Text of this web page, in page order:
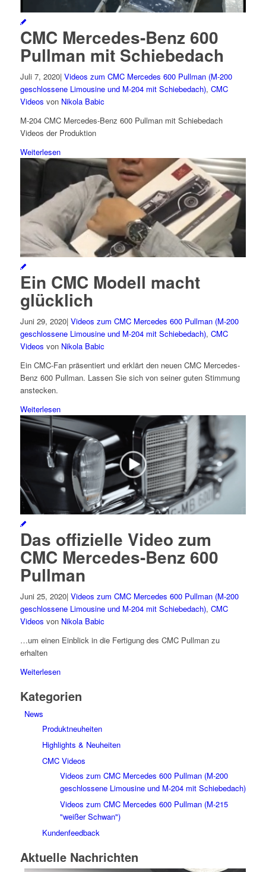
CMC Mercedes-Benz 600
Pullman mit Schiebedach
Juli 7, 2020| Videos zum CMC Mercedes 600 Pullman (M-200
geschlossene Limousine und M-204 mit Schiebedach), CMC
Videos von Nikola Babic
M-204 CMC Mercedes-Benz 600 Pullman mit Schiebedach
Videos der Produktion
Weiterlesen
Ein CMC Modell macht
glücklich
Juni 29, 2020| Videos zum CMC Mercedes 600 Pullman (M-200
geschlossene Limousine und M-204 mit Schiebedach), CMC
Videos von Nikola Babic
Ein CMC-Fan präsentiert und erklärt den neuen CMC Mercedes-
Benz 600 Pullman. Lassen Sie sich von seiner guten Stimmung
anstecken.
Weiterlesen
Das offizielle Video zum
CMC Mercedes-Benz 600
Pullman
Juni 25, 2020| Videos zum CMC Mercedes 600 Pullman (M-200
geschlossene Limousine und M-204 mit Schiebedach), CMC
Videos von Nikola Babic
…um einen Einblick in die Fertigung des CMC Pullman zu
erhalten
Weiterlesen
Kategorien
News
Produktneuheiten
Highlights & Neuheiten
CMC Videos
Videos zum CMC Mercedes 600 Pullman (M-200
geschlossene Limousine und M-204 mit Schiebedach)
Videos zum CMC Mercedes 600 Pullman (M-215
"weißer Schwan")
Kundenfeedback
Aktuelle Nachrichten